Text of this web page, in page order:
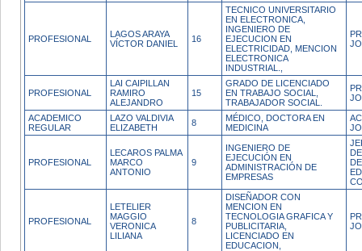
PROFESIONAL
LAGOS ARAYA
VÍCTOR DANIEL
16
TECNICO UNIVERSITARIO
EN ELECTRONICA,
INGENIERO DE
EJECUCION EN
ELECTRICIDAD, MENCION
ELECTRONICA
INDUSTRIAL.,
PROFESIONAL
LAI CAIPILLAN
RAMIRO
ALEJANDRO
15
GRADO DE LICENCIADO
EN TRABAJO SOCIAL,
TRABAJADOR SOCIAL.
ACADEMICO
REGULAR
LAZO VALDIVIA
ELIZABETH
8
MÉDICO, DOCTORA EN
MEDICINA
PROFESIONAL
LECAROS PALMA
MARCO
ANTONIO
9
INGENIERO DE
EJECUCIÓN EN
ADMINISTRACIÓN DE
EMPRESAS
PROFESIONAL
LETELIER
MAGGIO
VERONICA
LILIANA
8
DISEÑADOR CON
MENCION EN
TECNOLOGIA GRAFICA Y
PUBLICITARIA,
LICENCIADO EN
EDUCACION,